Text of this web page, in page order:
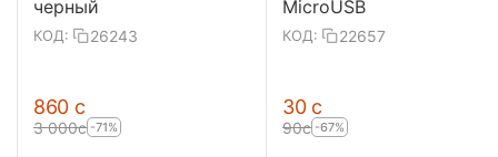
черный
КОД: 26243
‍860‍ с
3 000с -71%
MicroUSB
КОД: 22657
‍30‍ с
‍90‍с -67%